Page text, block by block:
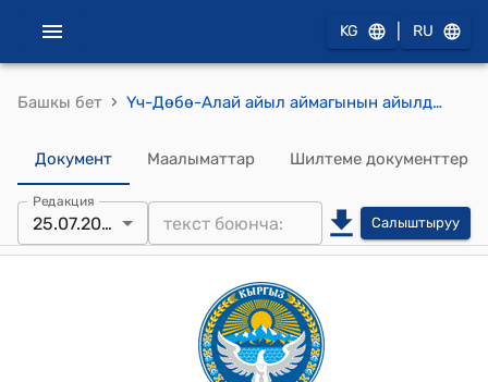
KG RU
Башкы бет › Үч-Дөбө-Алай айыл аймагынын айылдык кеңешинин 25.07.2025 №33 Балдар жана жаштар менен иштөө боюнча иш-чараларды жүзөгө ашырууну уюштуруу жөнүндө токтому
Документ Маалыматтар Шилтеме документтер
Редакция
25.07.2025 Салыштыруу